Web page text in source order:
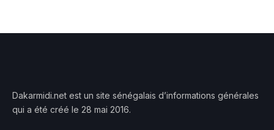
Dakarmidi.net est un site sénégalais d’informations générales
qui a été créé le 28 mai 2016.